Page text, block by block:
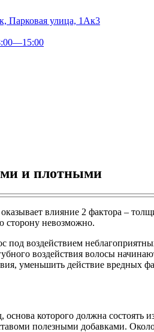
Парковая улица, 1Ак3
и плотными
влияние 2 фактора –
сторону невозможно.
под воздействием
воздействия волосы
уменьшить действие вредных
которого должна
полезными добавками.